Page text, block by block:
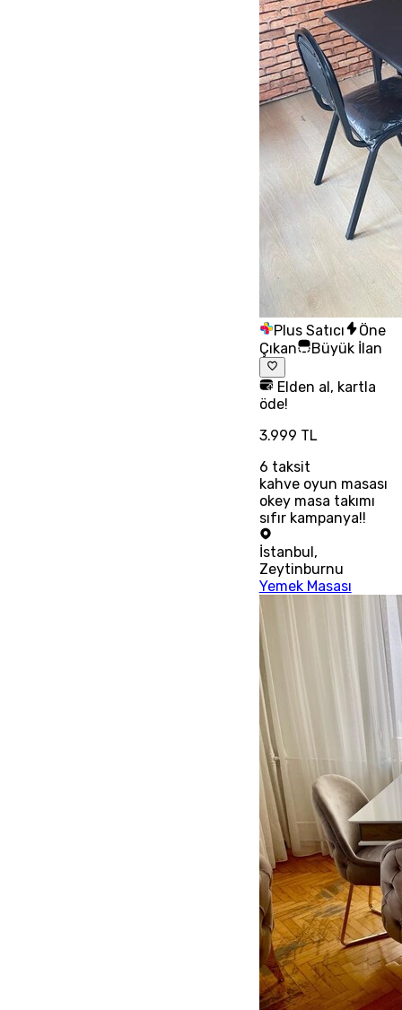
Plus Satıcı
Öne
Çıkan
Büyük İlan
Elden al, kartla
öde!
3.999 TL
6 taksit
kahve oyun masası
okey masa takımı
sıfır kampanya!!
İstanbul,
Zeytinburnu
Yemek Masası